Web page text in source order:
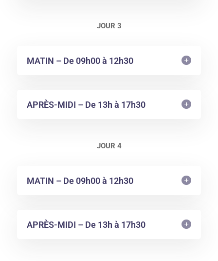
JOUR 3
MATIN – De 09h00 à 12h30
APRÈS-MIDI – De 13h à 17h30
JOUR 4
MATIN – De 09h00 à 12h30
APRÈS-MIDI – De 13h à 17h30